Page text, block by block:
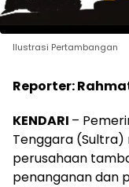
Ilustrasi Pertambangan
Reporter:
KENDARI –
Tenggara
perusahaan
penanganan dan